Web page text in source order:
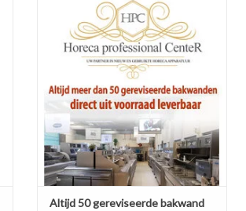
voorraad
TOEVOEGEN AAN WINKELWAGEN
Altijd 50 gereviseerde bakwand